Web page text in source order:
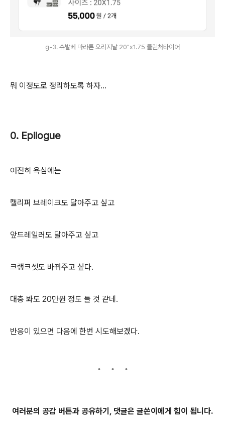
g-3. 슈발베 마라톤 오리지날 20"x1.75 클린처타이어
뭐 이정도로 정리하도록 하자...
0. Epilogue
여전히 욕심에는
캘리퍼 브레이크도 달아주고 싶고
앞드레일러도 달아주고 싶고
크랭크셋도 바꿔주고 싶다.
대충 봐도 20만원 정도 들 것 같네.
반응이 있으면 다음에 한번 시도해보겠다.
여러분의 공감 버튼과 공유하기, 댓글은 글쓴이에게 힘이 됩니다.